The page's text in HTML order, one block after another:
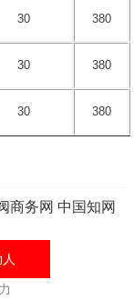
30 380
30 380
30 380
商务网 中国知网
人